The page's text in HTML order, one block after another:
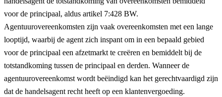
voor de principaal, aldus artikel 7:428 BW.
Agentuurovereenkomsten zijn vaak overeenkomsten met een lange
looptijd, waarbij de agent zich inspant om in een bepaald gebied
voor de principaal een afzetmarkt te creëren en bemiddelt bij de
totstandkoming tussen de principaal en derden. Wanneer de
agentuurovereenkomst wordt beëindigd kan het gerechtvaardigd zijn
dat de handelsagent recht heeft op een klantenvergoeding.